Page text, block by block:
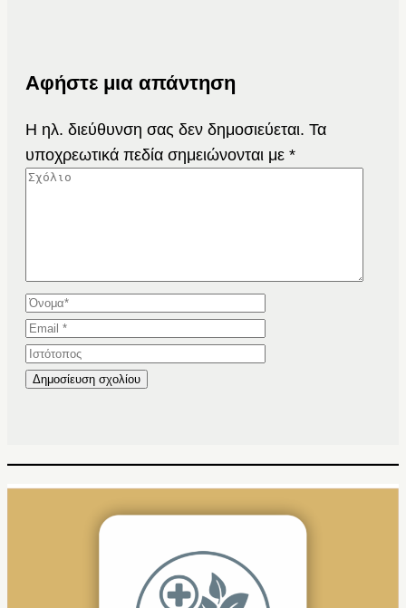
Αφήστε μια απάντηση
Η ηλ. διεύθυνση σας δεν δημοσιεύεται. Τα
υποχρεωτικά πεδία σημειώνονται με *